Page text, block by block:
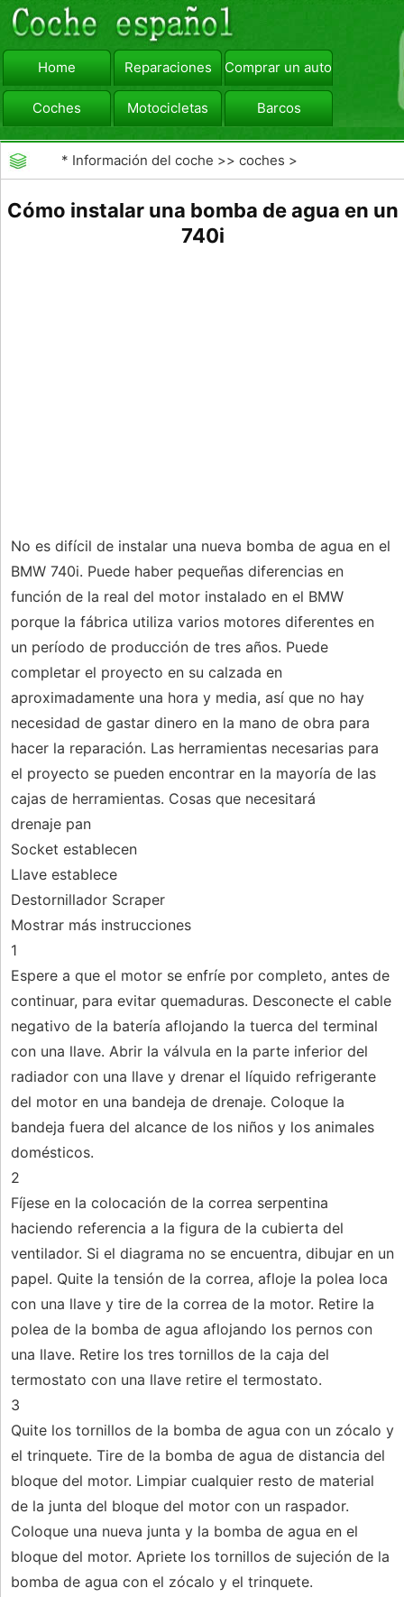
Home Reparaciones Comprar un automóvil
Coches Motocicletas Barcos
viajar Camiones
* Información del coche >>coches >
Cómo instalar una bomba de agua en un
740i
No es difícil de instalar una nueva bomba de agua en el
BMW 740i. Puede haber pequeñas diferencias en
función de la real del motor instalado en el BMW
porque la fábrica utiliza varios motores diferentes en
un período de producción de tres años. Puede
completar el proyecto en su calzada en
aproximadamente una hora y media, así que no hay
necesidad de gastar dinero en la mano de obra para
hacer la reparación. Las herramientas necesarias para
el proyecto se pueden encontrar en la mayoría de las
cajas de herramientas. Cosas que necesitará
drenaje pan
Socket establecen
Llave establece
Destornillador Scraper
Mostrar más instrucciones
1
Espere a que el motor se enfríe por completo, antes de
continuar, para evitar quemaduras. Desconecte el cable
negativo de la batería aflojando la tuerca del terminal
con una llave. Abrir la válvula en la parte inferior del
radiador con una llave y drenar el líquido refrigerante
del motor en una bandeja de drenaje. Coloque la
bandeja fuera del alcance de los niños y los animales
domésticos.
2
Fíjese en la colocación de la correa serpentina
haciendo referencia a la figura de la cubierta del
ventilador. Si el diagrama no se encuentra, dibujar en un
papel. Quite la tensión de la correa, afloje la polea loca
con una llave y tire de la correa de la motor. Retire la
polea de la bomba de agua aflojando los pernos con
una llave. Retire los tres tornillos de la caja del
termostato con una llave retire el termostato.
3
Quite los tornillos de la bomba de agua con un zócalo y
el trinquete. Tire de la bomba de agua de distancia del
bloque del motor. Limpiar cualquier resto de material
de la junta del bloque del motor con un raspador.
Coloque una nueva junta y la bomba de agua en el
bloque del motor. Apriete los tornillos de sujeción de la
bomba de agua con el zócalo y el trinquete.